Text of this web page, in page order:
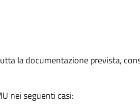
la documentazione prevista,
nei seguenti casi: